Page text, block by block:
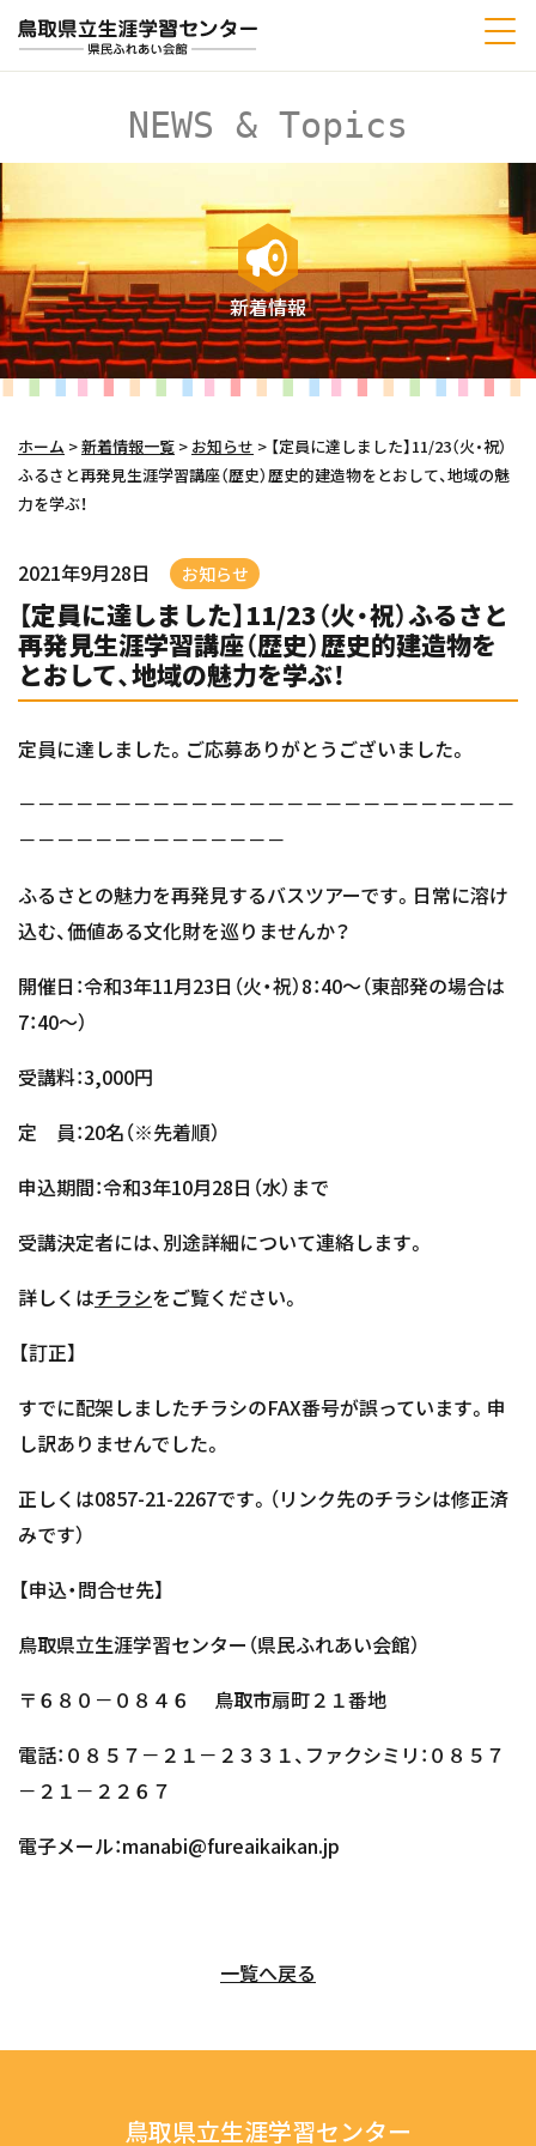
NEWS & Topics
新着情報
ホーム >新着情報一覧 > お知らせ > 【定員に達しました】11/23（火・祝）
ふるさと再発見生涯学習講座（歴史）歴史的建造物をとおして、地域の魅
力を学ぶ！
2021年9月28日 お知らせ
【定員に達しました】11/23（火・祝）ふるさと
再発見生涯学習講座（歴史）歴史的建造物を
とおして、地域の魅力を学ぶ！
定員に達しました。ご応募ありがとうございました。
－－－－－－－－－－－－－－－－－－－－－－－－－－
－－－－－－－－－－－－－－
ふるさとの魅力を再発見するバスツアーです。日常に溶け
込む、価値ある文化財を巡りませんか？
開催日：令和3年11月23日（火・祝）8：40～（東部発の場合は
7：40～）
受講料：3,000円
定 員：20名（※先着順）
申込期間：令和3年10月28日（水）まで
受講決定者には、別途詳細について連絡します。
詳しくはチラシをご覧ください。
【訂正】
すでに配架しましたチラシのFAX番号が誤っています。申
し訳ありませんでした。
正しくは0857-21-2267です。（リンク先のチラシは修正済
みです）
【申込・問合せ先】
鳥取県立生涯学習センター（県民ふれあい会館）
〒６８０－０８４６ 鳥取市扇町２１番地
電話：０８５７－２１－２３３１、ファクシミリ：０８５７
－２１－２２６７
電子メール：manabi@fureaikaikan.jp
一覧へ戻る
鳥取県立生涯学習センター